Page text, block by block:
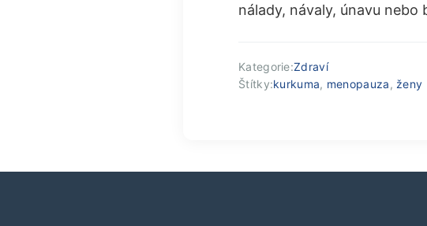
nálady, návaly, únavu nebo
Kategorie:Zdraví
Štítky:kurkuma, menopauza, ženy